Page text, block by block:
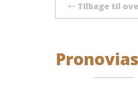
Tilbage til